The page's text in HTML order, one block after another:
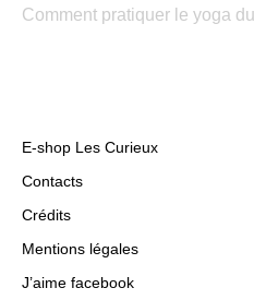
Comment pratiquer le yoga
E-shop Les Curieux
Contacts
Crédits
Mentions légales
J’aime facebook